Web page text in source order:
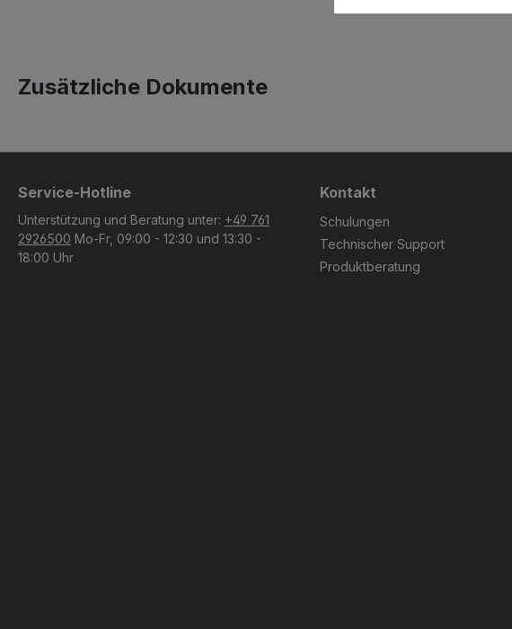
Zusätzliche Dokumente
Service-Hotline
Unterstützung und Beratung unter: +49 761
2926500 Mo-Fr, 09:00 - 12:30 und 13:30 -
18:00 Uhr
Kontakt
Schulungen
Technischer Support
Produktberatung